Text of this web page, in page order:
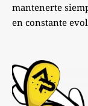
mantenerte
en constante